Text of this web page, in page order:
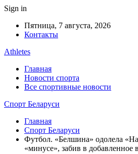
Sign in
Пятница, 7 августа, 2026
Контакты
Athletes
Главная
Новости спорта
Все спортивные новости
Спорт Беларуси
Главная
Спорт Беларуси
Футбол. «Белшина» одолела
«минусе», забив в добавленное